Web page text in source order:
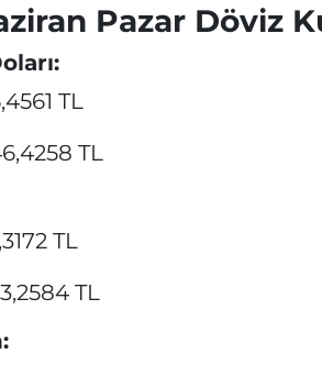
Pazar Döviz
TL
TL
TL
TL